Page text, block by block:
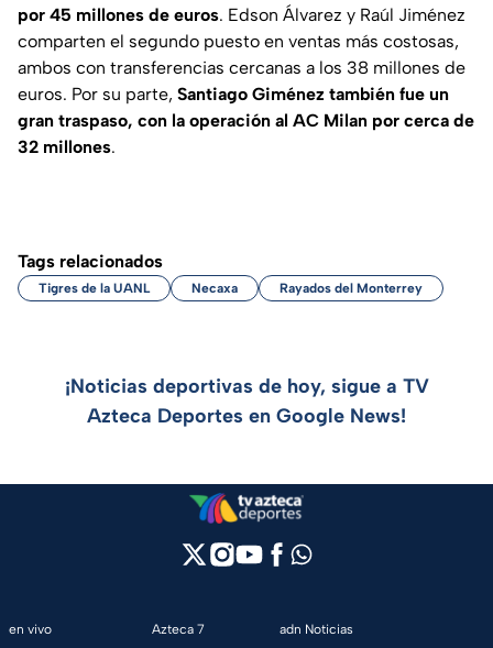
por 45 millones de euros. Edson Álvarez y Raúl Jiménez
comparten el segundo puesto en ventas más costosas,
ambos con transferencias cercanas a los 38 millones de
euros. Por su parte, Santiago Giménez también fue un
gran traspaso, con la operación al AC Milan por cerca de
32 millones.
Tags relacionados
Tigres de la UANL Necaxa Rayados del Monterrey
¡Noticias deportivas de hoy, sigue a TV
Azteca Deportes en Google News!
en vivo
Azteca 7
adn Noticias